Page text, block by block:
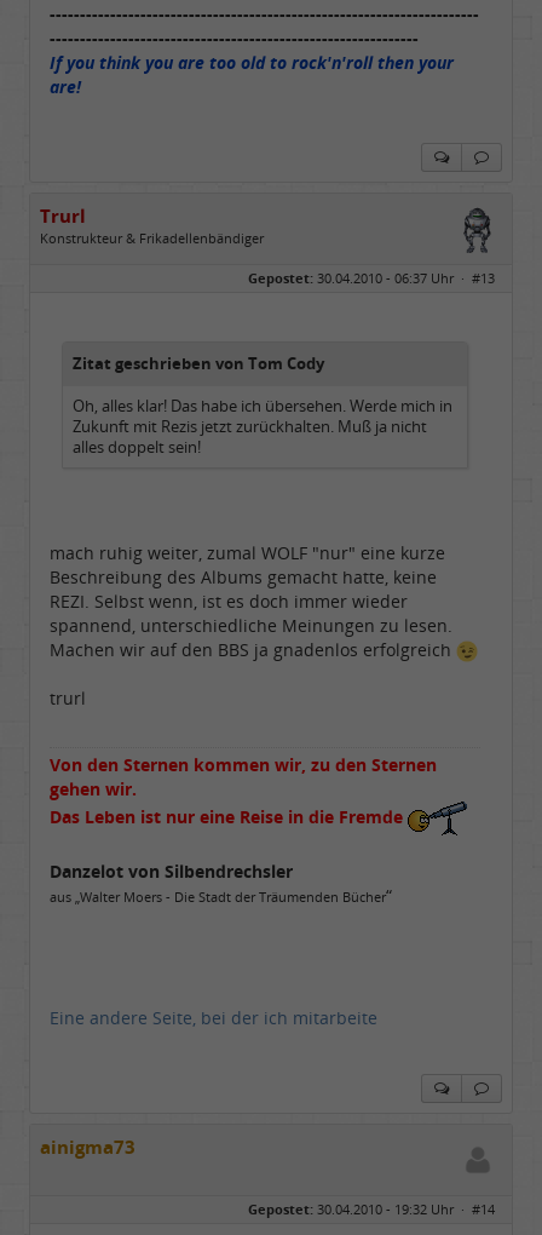
-----------------------------------------------------------------------
-------------------------------------------------------------
If you think you are too old to rock'n'roll then your
are!
Trurl
Konstrukteur & Frikadellenbändiger
Gepostet: 30.04.2010 - 06:37 Uhr · #13
Zitat geschrieben von Tom Cody
Oh, alles klar! Das habe ich übersehen. Werde mich in
Zukunft mit Rezis jetzt zurückhalten. Muß ja nicht
alles doppelt sein!
mach ruhig weiter, zumal WOLF "nur" eine kurze
Beschreibung des Albums gemacht hatte, keine
REZI. Selbst wenn, ist es doch immer wieder
spannend, unterschiedliche Meinungen zu lesen.
Machen wir auf den BBS ja gnadenlos erfolgreich
trurl
Von den Sternen kommen wir, zu den Sternen
gehen wir.
Das Leben ist nur eine Reise in die Fremde
Danzelot von Silbendrechsler
aus „Walter Moers - Die Stadt der Träumenden Bücher“
Eine andere Seite, bei der ich mitarbeite
ainigma73
Gepostet: 30.04.2010 - 19:32 Uhr · #14